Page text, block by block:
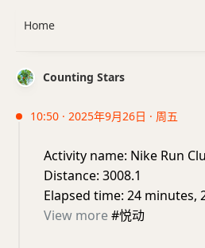
Counting Stars
10:50 · 2025年9月26日 · 周五
Activity name: Nike Run
Distance: 3008.1
Elapsed time: 24 minutes,
View more#悦动
Home